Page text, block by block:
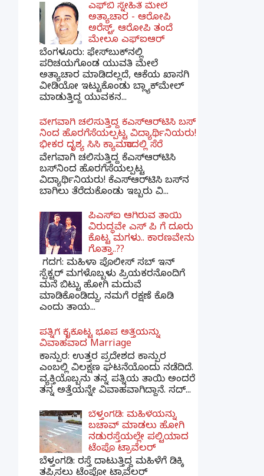
ಎಫ್‌ಬಿ ಸ್ನೇಹಿತೆ ಮೇಲೆ
ಅತ್ಯಾಚಾರ - ಆರೋಪಿ
ಅರೆಸ್ಟ್, ಆರೋಪಿ ತಂದೆ
ಮೇಲೂ ಎಫ್ಐಆರ್
ಬೆಂಗಳೂರು: ಫೇಸ್‌ಬುಕ್‌ನಲ್ಲಿ
ಪರಿಚಯಗೊಂಡ ಯುವತಿ ಮೇಲೆ
ಅತ್ಯಾಚಾರ ಮಾಡಿದಲ್ಲದೆ, ಆಕೆಯ ಖಾಸಗಿ
ವೀಡಿಯೋ ಇಟ್ಟುಕೊಂಡು ಬ್ಲ್ಯಾಕ್‌ಮೇಲ್
ಮಾಡುತ್ತಿದ್ದ ಯುವಕನ...
ವೇಗವಾಗಿ ಚಲಿಸುತ್ತಿದ್ದ ಕೆಎಸ್​ಆರ್​ಟಿಸಿ ಬಸ್​
ನಿಂದ ಹೊರಗೆಸೆಯಲ್ಪಟ್ಟ ವಿದ್ಯಾರ್ಥಿನಿಯರು!
ಭೀಕರ ದೃಶ್ಯ ಸಿಸಿ ಕ್ಯಾಮರಾದಲ್ಲಿ ಸೆರೆ
ವೇಗವಾಗಿ ಚಲಿಸುತ್ತಿದ್ದ ಕೆಎಸ್‌ಆರ್‌ಟಿಸಿ
ಬಸ್‌ನಿಂದ ಹೊರಗೆಸೆಯಲ್ಪಟ್ಟ
ವಿದ್ಯಾರ್ಥಿನಿಯರು! ಕೆಎಸ್‌ಆರ್‌ಟಿಸಿ ಬಸ್‌ನ
ಬಾಗಿಲು ತೆರೆದುಕೊಂಡು ಇಬ್ಬರು ವಿ...
ಪಿಎಸ್​ಐ ಆಗಿರುವ ತಾಯಿ
ವಿರುದ್ಧವೇ ಎಸ್ ಪಿ ಗೆ ದೂರು
ಕೊಟ್ಟ ಮಗಳು.. ಕಾರಣವೇನು
ಗೊತ್ತಾ..??
ಗದಗ​: ಮಹಿಳಾ ಪೊಲೀಸ್​ ಸಬ್ ​ಇನ್​
ಸ್ಪೆಕ್ಟರ್​ ಮಗಳೊಬ್ಬಳು ಪ್ರಿಯಕರನೊಂದಿಗೆ
ಮನೆ ಬಿಟ್ಟು ಹೋಗಿ ಮದುವೆ
ಮಾಡಿಕೊಂಡಿದ್ದು, ನಮಗೆ ರಕ್ಷಣೆ ಕೊಡಿ
ಎಂದು ತಾಯ...
ಪತ್ನಿಗೆ ಕೈಕೊಟ್ಟ ಭೂಪ ಅತ್ತೆಯನ್ನು
ವಿವಾಹವಾದ Marriage
ಕಾನ್ಪುರ: ಉತ್ತರ ಪ್ರದೇಶದ ಕಾನ್ಪುರ
ಎಂಬಲ್ಲಿ ವಿಲಕ್ಷಣ ಘಟನೆಯೊಂದು ನಡೆದಿದೆ.
ವ್ಯಕ್ತಿಯೊಬ್ಬನು ತನ್ನ ಪತ್ನಿಯ ತಾಯಿ ಅಂದರೆ
ತನ್ನ ಅತ್ತೆಯನ್ನೇ ವಿವಾಹವಾಗಿದ್ದಾನೆ. ಸದ್...
ಬೆಳ್ತಂಗಡಿ: ಮಹಿಳೆಯನ್ನು
ಬಚಾವ್ ಮಾಡಲು ಹೋಗಿ
ನಡುರಸ್ತೆಯಲ್ಲೇ ಪಲ್ಟಿಯಾದ
ಟೆಂಪೊ ಟ್ರಾವೆಲರ್
ಬೆಳ್ತಂಗಡಿ: ರಸ್ತೆ ದಾಟುತ್ತಿದ್ದ ಮಹಿಳೆಗೆ ಡಿಕ್ಕಿ